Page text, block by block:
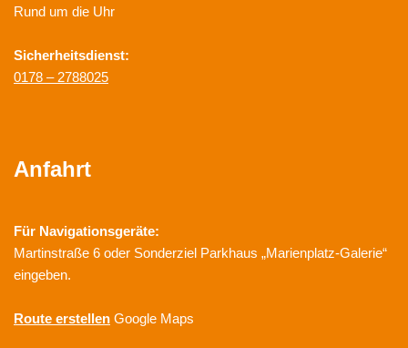
Rund um die Uhr
Sicherheitsdienst:
0178 – 2788025
Anfahrt
Für Navigationsgeräte:
Martinstraße 6 oder Sonderziel Parkhaus „Marienplatz-Galerie“
eingeben.
Route erstellen Google Maps